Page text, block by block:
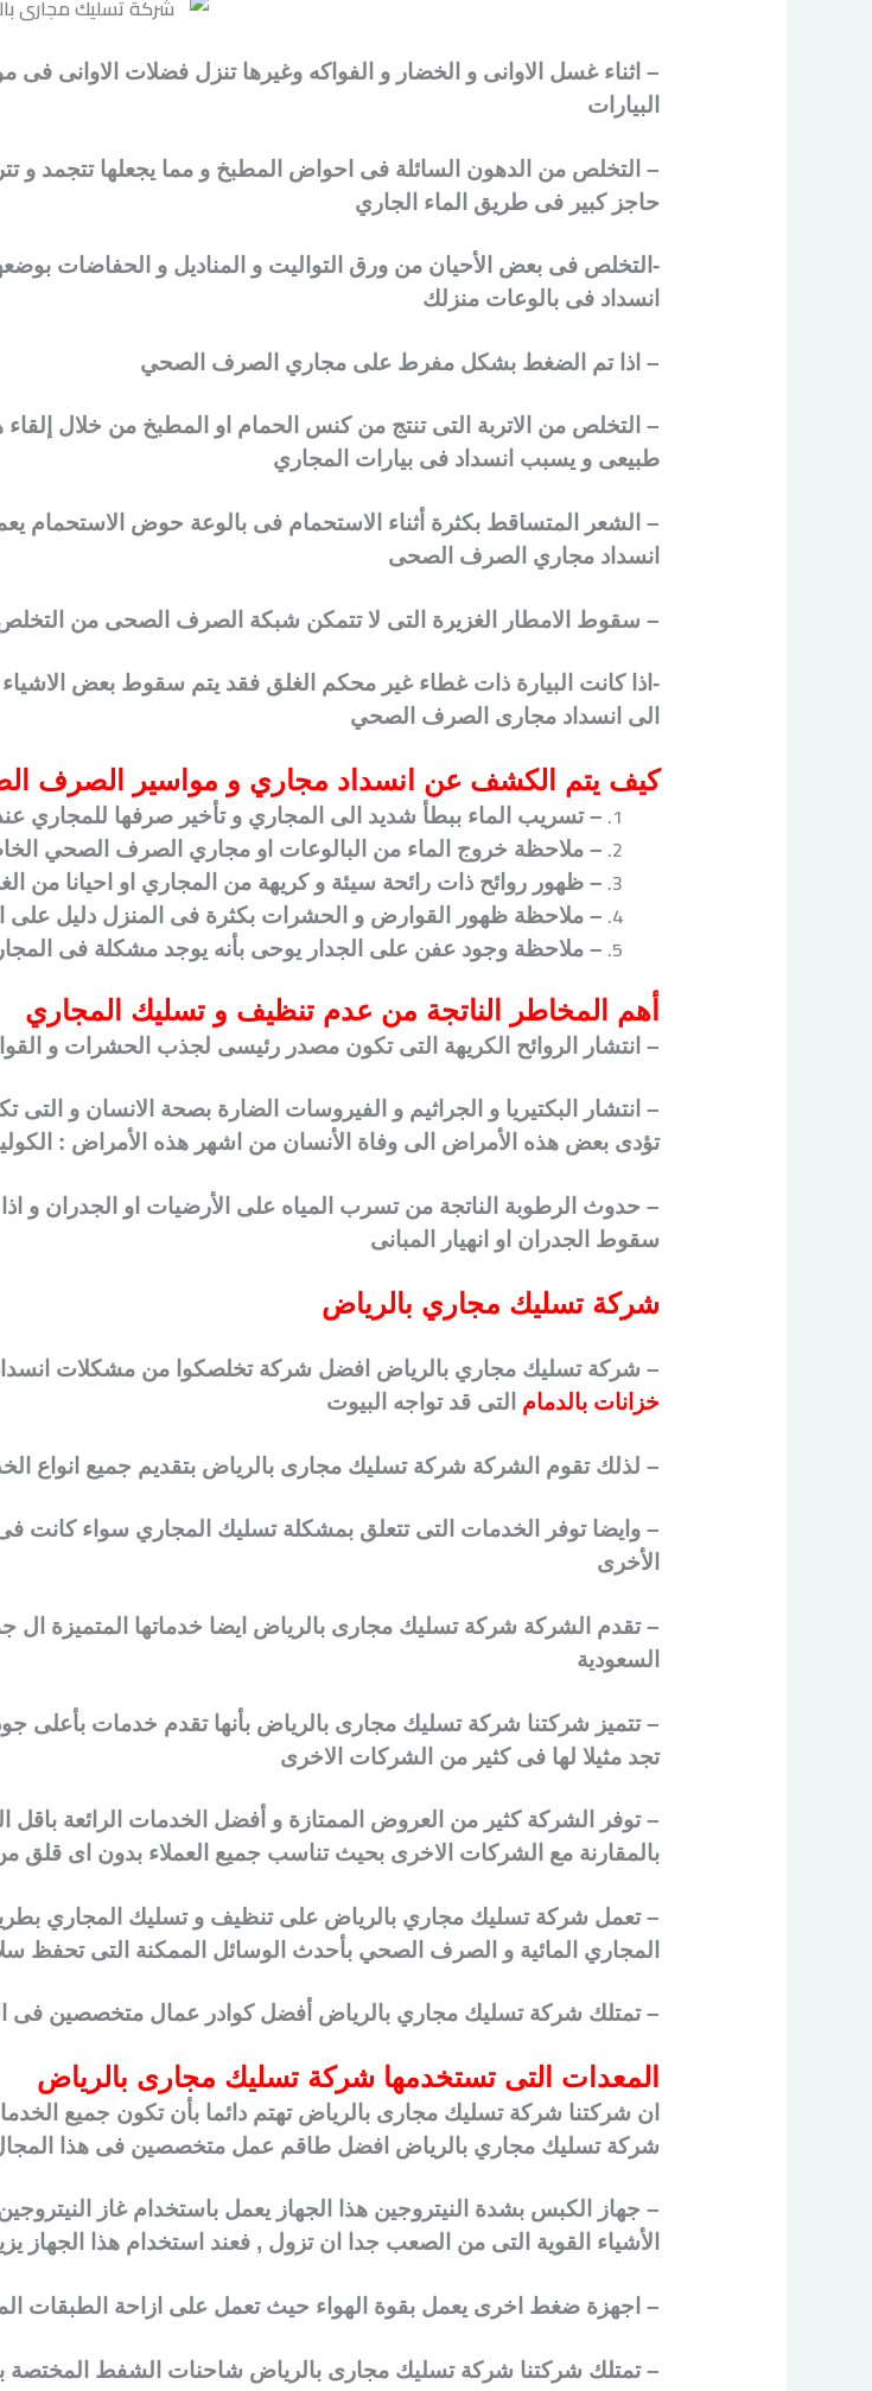
– اثناء غسل الاوانى و الخضار و الفواكه وغيرها تنزل فضلات الاوانى
البيارات
– التخلص من الدهون السائلة فى احواض المطبخ و مما يجعلها تتجمد
حاجز كبير فى طريق الماء الجاري
-التخلص فى بعض الأحيان من ورق التواليت و المناديل و الحفاضات
انسداد فى بالوعات منزلك
– اذا تم الضغط بشكل مفرط على مجاري الصرف الصحي
– التخلص من الاتربة التى تنتج من كنس الحمام او المطبخ من خلال
طبيعى و يسبب انسداد فى بيارات المجاري
– الشعر المتساقط بكثرة أثناء الاستحمام فى بالوعة حوض الاستحمام
انسداد مجاري الصرف الصحى
– سقوط الامطار الغزيرة التى لا تتمكن شبكة الصرف الصحى من
-اذا كانت البيارة ذات غطاء غير محكم الغلق فقد يتم سقوط بعض
الى انسداد مجارى الصرف الصحي
كيف يتم الكشف عن انسداد مجاري و مواسير الصرف
– تسريب الماء ببطأ شديد الى المجاري و تأخير صرفها للمجاري
– ملاحظة خروج الماء من البالوعات او مجاري الصرف الصحي
– ظهور روائح ذات رائحة سيئة و كريهة من المجاري او احيانا من
– ملاحظة ظهور القوارض و الحشرات بكثرة فى المنزل دليل على
– ملاحظة وجود عفن على الجدار يوحى بأنه يوجد مشكلة فى
أهم المخاطر الناتجة من عدم تنظيف و تسليك المجاري
– انتشار الروائح الكريهة التى تكون مصدر رئيسى لجذب الحشرات و
– انتشار البكتيريا و الجراثيم و الفيروسات الضارة بصحة الانسان و
تؤدى بعض هذه الأمراض الى وفاة الأنسان من اشهر هذه الأمراض :
– حدوث الرطوبة الناتجة من تسرب المياه على الأرضيات او الجدران
سقوط الجدران او انهيار المبانى
شركة تسليك مجاري بالرياض
– شركة تسليك مجاري بالرياض افضل شركة تخلصكوا من مشكلات
خزانات بالدمام التى قد تواجه البيوت
– لذلك تقوم الشركة شركة تسليك مجارى بالرياض بتقديم جميع انواع
– وايضا توفر الخدمات التى تتعلق بمشكلة تسليك المجاري سواء كانت
الأخرى
– تقدم الشركة شركة تسليك مجارى بالرياض ايضا خدماتها المتميزة ال
السعودية
– تتميز شركتنا شركة تسليك مجارى بالرياض بأنها تقدم خدمات بأعلى
تجد مثيلا لها فى كثير من الشركات الاخرى
– توفر الشركة كثير من العروض الممتازة و أفضل الخدمات الرائعة
بالمقارنة مع الشركات الاخرى بحيث تناسب جميع العملاء بدون اى قلق
– تعمل شركة تسليك مجاري بالرياض على تنظيف و تسليك المجاري
المجاري المائية و الصرف الصحي بأحدث الوسائل الممكنة التى تحفظ
– تمتلك شركة تسليك مجاري بالرياض أفضل كوادر عمال متخصصين فى
المعدات التى تستخدمها شركة تسليك مجارى بالرياض
ان شركتنا شركة تسليك مجارى بالرياض تهتم دائما بأن تكون جميع
شركة تسليك مجاري بالرياض افضل طاقم عمل متخصصين فى هذا المجال و
– جهاز الكبس بشدة النيتروجين هذا الجهاز يعمل باستخدام غاز
الأشياء القوية التى من الصعب جدا ان تزول , فعند استخدام هذا الجهاز
– اجهزة ضغط اخرى يعمل بقوة الهواء حيث تعمل على ازاحة الطبقات
– تمتلك شركتنا شركة تسليك مجارى بالرياض شاحنات الشفط المختصة